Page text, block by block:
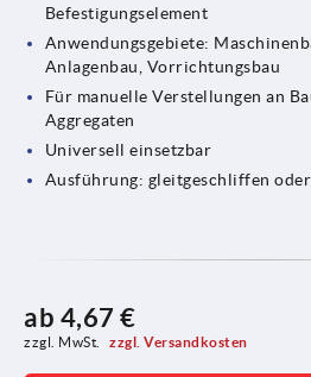
Befestigungselement
Anwendungsgebiete:
Anlagenbau, Vorrichtungsbau
Für manuelle Verstellungen an
Aggregaten
Universell einsetzbar
Ausführung: gleitgeschliffen
ab 4,67 €
zzgl. MwSt. zzgl. Versandkosten